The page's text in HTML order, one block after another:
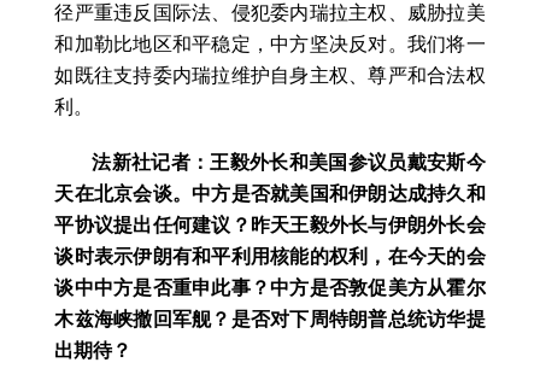
径严重违反国际法、侵犯委内瑞拉主权、威胁拉美
和加勒比地区和平稳定，中方坚决反对。我们将一
如既往支持委内瑞拉维护自身主权、尊严和合法权
利。
法新社记者：王毅外长和美国参议员戴安斯今
天在北京会谈。中方是否就美国和伊朗达成持久和
平协议提出任何建议？昨天王毅外长与伊朗外长会
谈时表示伊朗有和平利用核能的权利，在今天的会
谈中中方是否重申此事？中方是否敦促美方从霍尔
木兹海峡撤回军舰？是否对下周特朗普总统访华提
出期待？